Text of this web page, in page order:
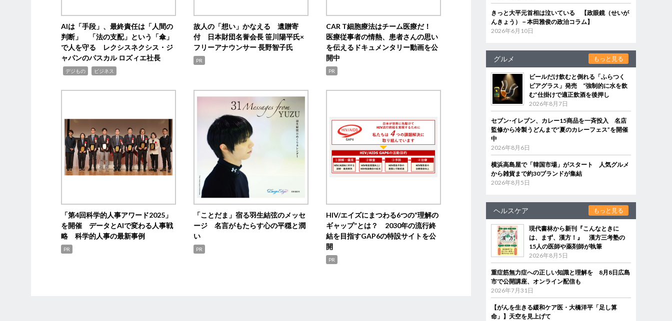
AIは「手段」、最終責任は「人間の
判断」 「法の支配」という「傘」
で人を守る レクシスネクシス・ジ
ャパンのパスカル ロズィエ社長
デジもの ビジネス
故人の「想い」かなえる 遺贈寄
付 日本財団名誉会長 笹川陽平氏×
フリーアナウンサー 長野智子氏
PR
CAR T細胞療法はチーム医療だ！
医療従事者の情熱、患者さんの思い
を伝えるドキュメンタリー動画を公
開中
PR
「第4回科学的人事アワード2025」
を開催 データとAIで変わる人事戦
略 科学的人事の最新事例
PR
「ことだま」宿る羽生結弦のメッセ
ージ 名言がもたらす心の平穏と潤
い
PR
HIV/エイズにまつわる6つの“理解の
ギャップ”とは？ 2030年の流行終
結を目指すGAP6の特設サイトを公
開
PR
きっと大平元首相は泣いている 【政眼鏡（せいが
んきょう）－本田雅俊の政治コラム】
2026年6月10日
グルメ もっと見る
ビールだけ飲むと倒れる「ふらつく
ビアグラス」発売 “強制的に水を飲
む”仕掛けで適正飲酒を後押し
2026年8月7日
セブン‐イレブン、カレー15商品を一斉投入 名店
監修から冷製うどんまで“夏のカレーフェス”を開催
中
2026年8月6日
横浜高島屋で「韓国市場」がスタート 人気グルメ
から雑貨まで約30ブランドが集結
2026年8月5日
ヘルスケア もっと見る
現代書林から新刊『こんなときに
は、まず、漢方！』 漢方三考塾の
15人の医師や薬剤師が執筆
2026年8月5日
重症筋無力症への正しい知識と理解を 8月8日広島
市で公開講座、オンライン配信も
2026年7月31日
【がんを生きる緩和ケア医・大橋洋平「足し算
命」】天空を見上げて